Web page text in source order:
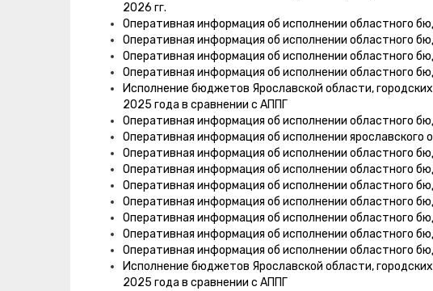
2026 гг.
Оперативная информация об исполнении областного
Оперативная информация об исполнении областного
Оперативная информация об исполнении областного
Оперативная информация об исполнении областного
Исполнение бюджетов Ярославской области,
2025 года в сравнении с АППГ
Оперативная информация об исполнении областного
Оперативная информация об исполнении
Оперативная информация об исполнении областного
Оперативная информация об исполнении областного
Оперативная информация об исполнении областного
Оперативная информация об исполнении областного
Оперативная информация об исполнении областного
Оперативная информация об исполнении областного
Оперативная информация об исполнении областного
Исполнение бюджетов Ярославской области,
2025 года в сравнении с АППГ